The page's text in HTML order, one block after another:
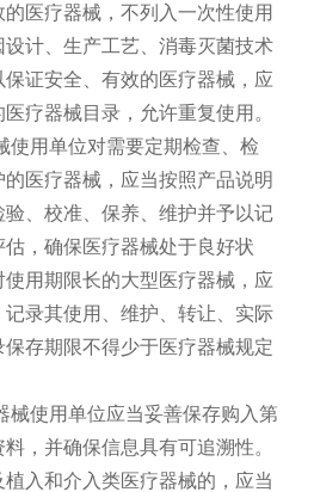
医疗器械，不列入一次性使用
计、生产工艺、消毒灭菌技术
证安全、有效的医疗器械，应
疗器械目录，允许重复使用。
使用单位对需要定期检查、检
医疗器械，应当按照产品说明
、校准、保养、维护并予以记
，确保医疗器械处于良好状
用期限长的大型医疗器械，应
录其使用、维护、转让、实际
存期限不得少于医疗器械规定
械使用单位应当妥善保存购入第
，并确保信息具有可追溯性。
入和介入类医疗器械的，应当